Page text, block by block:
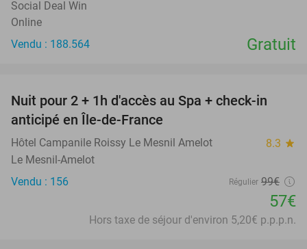
Social Deal Win
Online
Vendu : 188.564
Gratuit
42%
Nuit pour 2 + 1h d'accès au Spa + check-in
anticipé en Île-de-France
Hôtel Campanile Roissy Le Mesnil Amelot 8.3 star
Le Mesnil-Amelot
Vendu : 156
Régulier 99€
57€
Hors taxe de séjour d'environ 5,20€ p.p.p.n.